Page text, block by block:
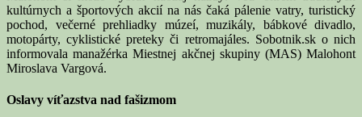
kultúrnych a športových akcií na nás čaká pálenie vatry, turistický
pochod, večerné prehliadky múzeí, muzikály, bábkové divadlo,
motopárty, cyklistické preteky či retromajáles. Sobotnik.sk o nich
informovala manažérka Miestnej akčnej skupiny (MAS) Malohont
Miroslava Vargová.
Oslavy víťazstva nad fašizmom